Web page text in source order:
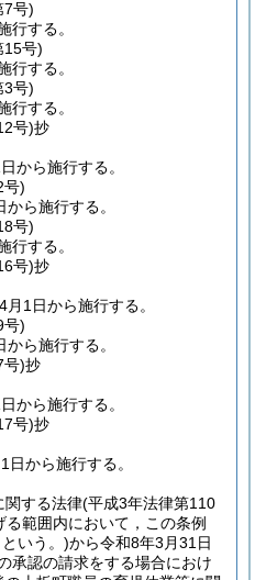
7号)
行する。
15号)
行する。
3号)
行する。
号)抄
から施行する。
号)
ら施行する。
号)
行する。
号)抄
1日から施行する。
号)
ら施行する。
号)抄
から施行する。
号)抄
から施行する。
関する法律(平成3年法律第110
範囲内において，この条例
いう。)から令和8年3月31日
承認の請求をする場合におけ